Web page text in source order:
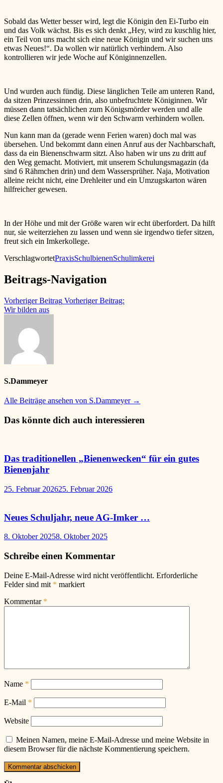
Sobald das Wetter besser wird, legt die Königin den Ei-Turbo ein
und das Volk wächst. Bis es sich denkt „Hey, wird zu kuschlig hier,
ein Teil von uns macht sich eine neue Königin und wir suchen uns
etwas Neues!“. Da wollen wir natürlich verhindern. Also
kontrollieren wir jede Woche auf Königinnenzellen.
Und wurden auch fündig. Diese länglichen Teile am unteren Rand,
da sitzen Prinzessinnen drin, also unbefruchtete Königinnen. Wir
müssen dann tatsächlichen zum Königsmörder werden und alle
diese Zellen öffnen, wenn wir den Schwarm verhindern wollen.
Nun kann man da (gerade wenn Ferien waren) doch mal was
übersehen. Und bekommt dann einen Anruf aus der Nachbarschaft,
dass da ein Bienenschwarm sitzt. Also haben wir uns zu dritt auf
den Weg gemacht. Motiviert, mit unserem Schulungsmagazin (da
sind 6 Rähmchen drin) und dem Wassersprüher. Naja, Motivation
alleine reicht nicht, eine Drehleiter und ein Umzugskarton wären
hilfreicher gewesen.
In der Höhe und mit der Größe waren wir echt überfordert. Da hilft
nur, sie weiterziehen zu lassen und wenn sie irgendwo tiefer sitzen,
freut sich ein Imkerkollege.
VerschlagwortetPraxisSchulbienenSchulimkerei
Beitrags-Navigation
Vorheriger Beitrag Vorheriger Beitrag:
Wir bilden aus
S.Dammeyer
Alle Beiträge ansehen von S.Dammeyer →
Das könnte dich auch interessieren
Das traditionellen „Bienenwecken“ für ein gutes
Bienenjahr
25. Februar 202625. Februar 2026
Neues Schuljahr, neue AG-Imker …
8. Oktober 20258. Oktober 2025
Schreibe einen Kommentar
Deine E-Mail-Adresse wird nicht veröffentlicht. Erforderliche
Felder sind mit * markiert
Kommentar *
Name *
E-Mail *
Website
Meinen Namen, meine E-Mail-Adresse und meine Website in
diesem Browser für die nächste Kommentierung speichern.